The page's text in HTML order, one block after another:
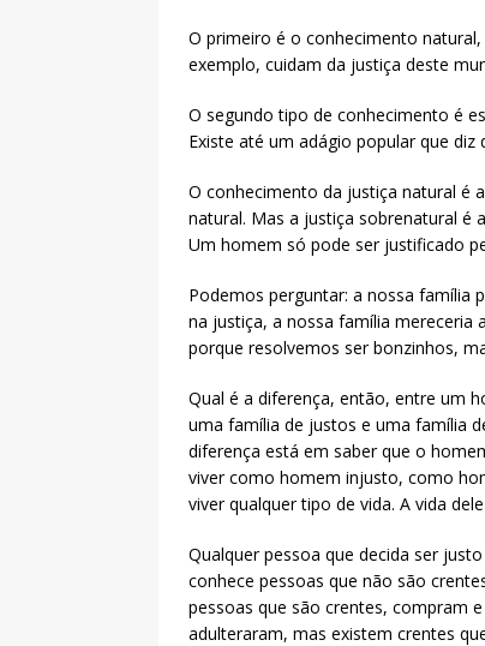
O primeiro é o conhecimento
exemplo, cuidam da justiça deste
O segundo tipo de conhecimento é
Existe até um adágio popular que
O conhecimento da justiça natural é
natural. Mas a justiça sobrenatural é
Um homem só pode ser justificado
Podemos perguntar: a nossa família
na justiça, a nossa família mereceria
porque resolvemos ser bonzinhos,
Qual é a diferença, então, entre um
uma família de justos e uma família
diferença está em saber que o
viver como homem injusto, como
viver qualquer tipo de vida. A vida
Qualquer pessoa que decida ser
conhece pessoas que não são
pessoas que são crentes, compram
adulteraram, mas existem crentes